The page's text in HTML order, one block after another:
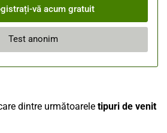
vă acum gratuit
Test anonim
dintre următoarele tipuri de venit